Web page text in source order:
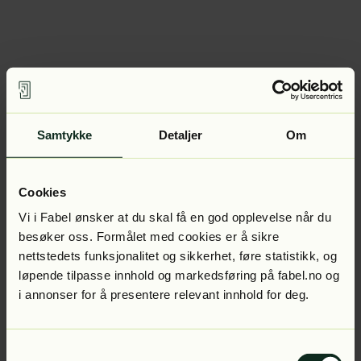
Samtykke Detaljer Om
Cookies
Vi i Fabel ønsker at du skal få en god opplevelse når du
besøker oss. Formålet med cookies er å sikre
nettstedets funksjonalitet og sikkerhet, føre statistikk, og
løpende tilpasse innhold og markedsføring på fabel.no og
i annonser for å presentere relevant innhold for deg.